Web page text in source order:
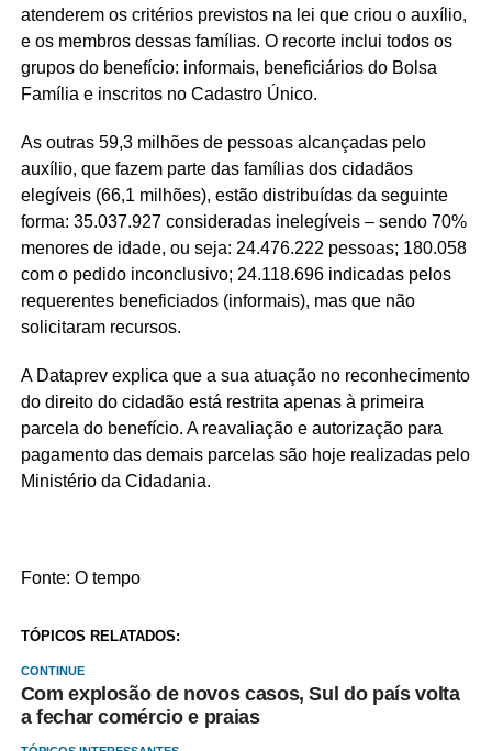
atenderem os critérios previstos na lei que criou o auxílio,
e os membros dessas famílias. O recorte inclui todos os
grupos do benefício: informais, beneficiários do Bolsa
Família e inscritos no Cadastro Único.
As outras 59,3 milhões de pessoas alcançadas pelo
auxílio, que fazem parte das famílias dos cidadãos
elegíveis (66,1 milhões), estão distribuídas da seguinte
forma: 35.037.927 consideradas inelegíveis – sendo 70%
menores de idade, ou seja: 24.476.222 pessoas; 180.058
com o pedido inconclusivo; 24.118.696 indicadas pelos
requerentes beneficiados (informais), mas que não
solicitaram recursos.
A Dataprev explica que a sua atuação no reconhecimento
do direito do cidadão está restrita apenas à primeira
parcela do benefício. A reavaliação e autorização para
pagamento das demais parcelas são hoje realizadas pelo
Ministério da Cidadania.
Fonte: O tempo
TÓPICOS RELATADOS:
CONTINUE
Com explosão de novos casos, Sul do país volta
a fechar comércio e praias